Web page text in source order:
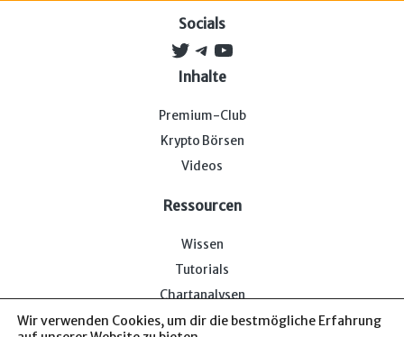
Socials
Twitter
Telegram
YouTube
Inhalte
Premium-Club
Krypto Börsen
Videos
Ressourcen
Wissen
Tutorials
Chartanalysen
Wir verwenden Cookies, um dir die bestmögliche Erfahrung